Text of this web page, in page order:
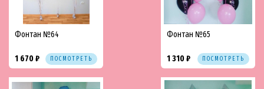
Фонтан №64
1 670 ₽ ПОСМОТРЕТЬ
Фонтан №65
1 310 ₽ ПОСМОТРЕТЬ